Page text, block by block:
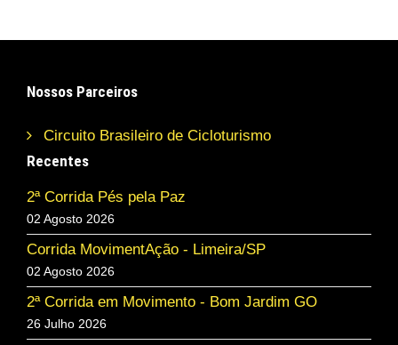
Nossos Parceiros
Circuito Brasileiro de Cicloturismo
Recentes
2ª Corrida Pés pela Paz
02 Agosto 2026
Corrida MovimentAção - Limeira/SP
02 Agosto 2026
2ª Corrida em Movimento - Bom Jardim GO
26 Julho 2026